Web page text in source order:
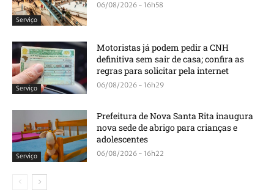
Serviço
06/08/2026 - 16h58
Serviço
Motoristas já podem pedir a CNH
definitiva sem sair de casa; confira as
regras para solicitar pela internet
06/08/2026 - 16h29
Serviço
Prefeitura de Nova Santa Rita inaugura
nova sede de abrigo para crianças e
adolescentes
06/08/2026 - 16h22